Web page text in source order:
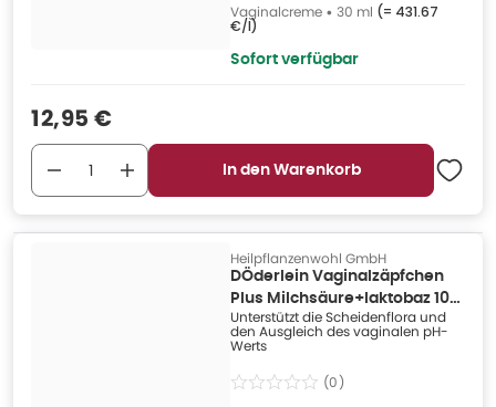
Vaginalcreme • 30 ml (= 431.67
€/l)
Sofort verfügbar
Verkaufspreis
12,95 €
In den Warenkorb
Heilpflanzenwohl GmbH
DÖderlein Vaginalzäpfchen
Plus Milchsäure+laktobaz 10
St
Unterstützt die Scheidenflora und
den Ausgleich des vaginalen pH-
Werts
(0)